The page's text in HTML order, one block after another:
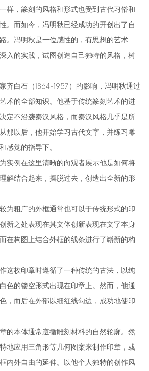
样，篆刻的风格和形式也受到古代习俗和
。而如今，冯明秋已经成功的开创出了自
。冯明秋是一位感性的，有思想的艺术
入的实践，试图创造自己独特的风格，树
齐白石（1864-1957）的影响，冯明秋通过
术的全部知识。他基于传统篆刻艺术的进
定不沿袭秦汉风格，而秦汉风格几乎是所
那以后，他开始学习古代文字，并练习雕
感觉的指导下。
实例在这里清晰的向观者展示他是如何将
解结合起来，摆脱过去，创造出全新的形
为粗广的外框通常也可以于传统形式的印
新之处表现在其文体创新表现在文字本身
在构图上结合外框的线条进行了崭新的构
这枚印章时遵循了一种传统的古法，以纯
色的镂空形式出现在印章上。然而，他通
，而后在外部以细红线勾边，成功地使印
的本体通常遵循雕刻材料的自然轮廓。然
地应用三角形等几何图案来制作印章，或
内外自由的延伸。以他个人独特的创作风